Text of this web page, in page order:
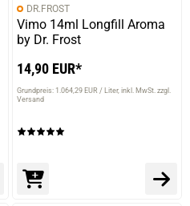
DR.FROST
Vimo 14ml Longfill Aroma
by Dr. Frost
14,90 EUR*
Grundpreis: 1.064,29 EUR / Liter inkl. MwSt. zzgl.
Versand